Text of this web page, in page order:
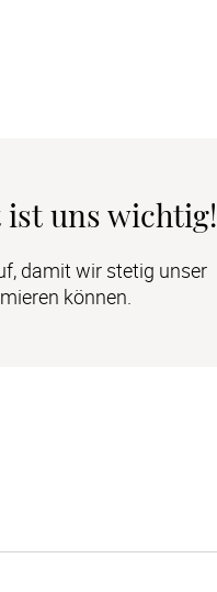
uns wichtig!
damit wir stetig unser
können.